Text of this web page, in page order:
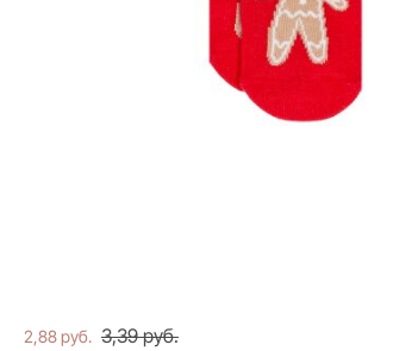
2,88 руб. 3,39 руб.